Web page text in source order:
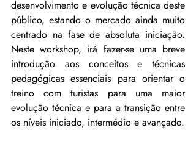
desenvolvimento e evolução técnica deste
público, estando o mercado ainda muito
centrado na fase de absoluta iniciação.
Neste workshop, irá fazer-se uma breve
introdução aos conceitos e técnicas
pedagógicas essenciais para orientar o
treino com turistas para uma maior
evolução técnica e para a transição entre